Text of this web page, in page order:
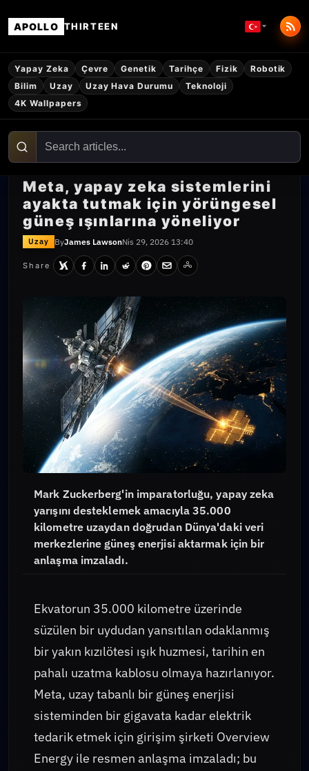
APOLLO THIRTEEN
Yapay Zeka Çevre Genetik Tarihçe Fizik
Robotik
Bilim
Uzay Uzay Hava Durumu
Teknoloji
4K Wallpapers
Meta, yapay zeka sistemlerini
ayakta tutmak için yörüngesel
güneş ışınlarına yöneliyor
Uzay ByJames LawsonNis 29, 2026 13:40
Share
Mark Zuckerberg'in imparatorluğu, yapay zeka
yarışını desteklemek amacıyla 35.000
kilometre uzaydan doğrudan Dünya'daki veri
merkezlerine güneş enerjisi aktarmak için bir
anlaşma imzaladı.
Ekvatorun 35.000 kilometre üzerinde
süzülen bir uydudan yansıtılan odaklanmış
bir yakın kızılötesi ışık huzmesi, tarihin en
pahalı uzatma kablosu olmaya hazırlanıyor.
Meta, uzay tabanlı bir güneş enerjisi
sisteminden bir gigavata kadar elektrik
tedarik etmek için girişim şirketi Overview
Energy ile resmen anlaşma imzaladı; bu